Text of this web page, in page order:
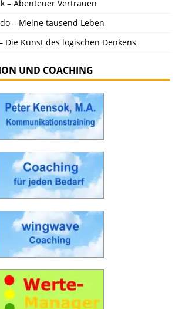
– Abenteuer Vertrauen
– Meine tausend Leben
Die Kunst des logischen Denkens
UND COACHING